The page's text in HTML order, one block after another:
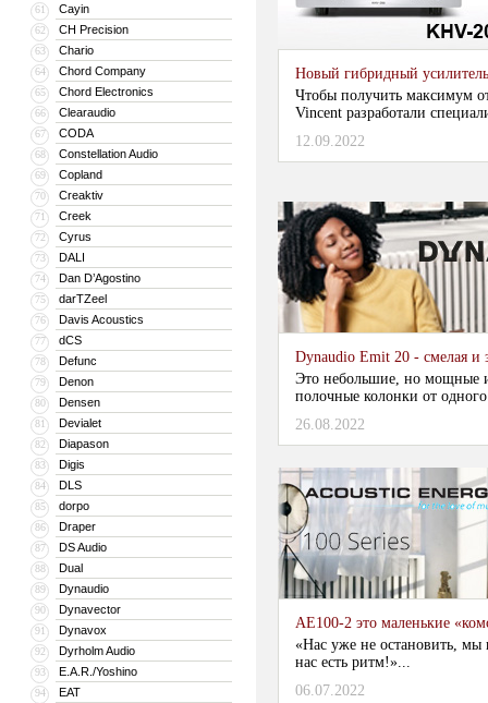
61 Cayin
62 CH Precision
63 Chario
64 Chord Company
65 Chord Electronics
66 Clearaudio
67 CODA
68 Constellation Audio
69 Copland
70 Creaktiv
71 Creek
72 Cyrus
73 DALI
74 Dan D’Agostino
75 darTZeel
76 Davis Acoustics
77 dCS
78 Defunc
79 Denon
80 Densen
81 Devialet
82 Diapason
83 Digis
84 DLS
85 dorpo
86 Draper
87 DS Audio
88 Dual
89 Dynaudio
90 Dynavector
91 Dynavox
92 Dyrholm Audio
93 E.A.R./Yoshino
94 EAT
Новый гибридный
Чтобы получить максимум
Vincent разработали
12.09.2022
Dynaudio Emit 20 - смелая и
Это небольшие, но мощные
полочные колонки от
26.08.2022
AE100-2 это маленькие
«Нас уже не остановить, мы
нас есть ритм!»...
06.07.2022